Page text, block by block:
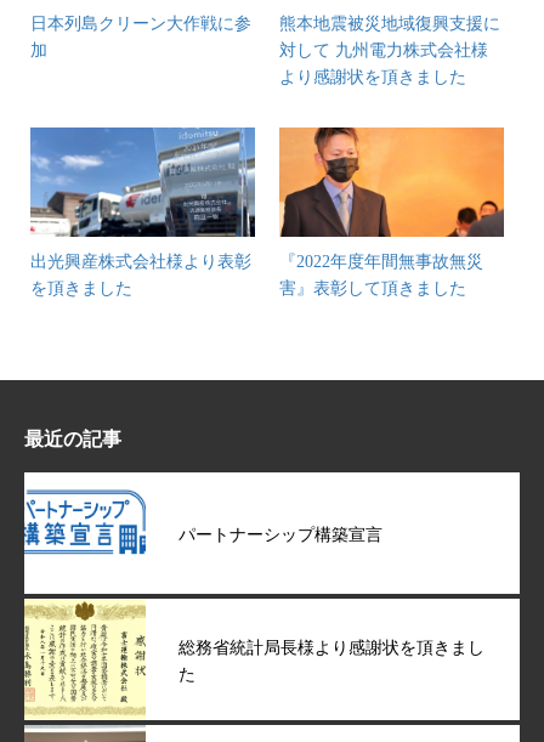
日本列島クリーン大作戦に参
加
熊本地震被災地域復興支援に
対して 九州電力株式会社様
より感謝状を頂きました
出光興産株式会社様より表彰
を頂きました
『2022年度年間無事故無災
害』表彰して頂きました
最近の記事
パートナーシップ構築宣言
総務省統計局長様より感謝状を頂きまし
た